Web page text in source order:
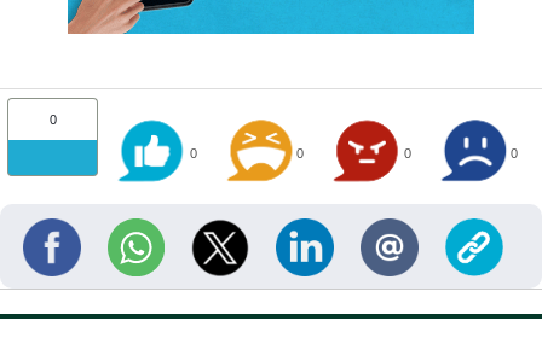
0
0 0 0 0